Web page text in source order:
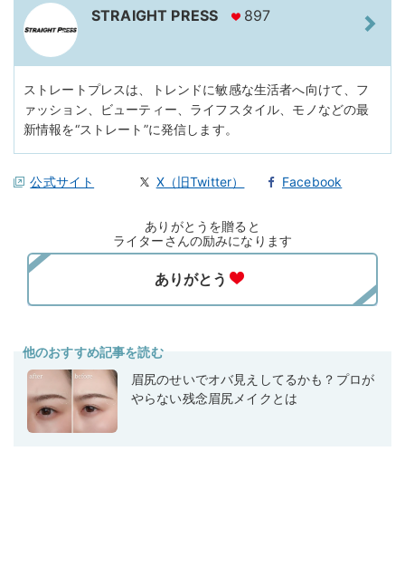
STRAIGHT PRESS 897
ストレートプレスは、トレンドに敏感な生活者へ向けて、フ
ァッション、ビューティー、ライフスタイル、モノなどの最
新情報を“ストレート”に発信します。
公式サイト X（旧Twitter） Facebook
ありがとうを贈ると
ライターさんの励みになります
他のおすすめ記事を読む
眉尻のせいでオバ見えしてるかも？プロが
やらない残念眉尻メイクとは